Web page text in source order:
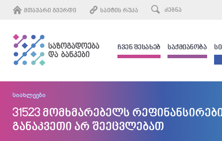
ᲛᲗᲐᲕᲐᲠᲘ ᲒᲕᲔᲠᲓᲘ ᲡᲐᲘᲢᲘᲡ ᲠᲣᲙᲐ
ᲩᲕᲔᲜ ᲨᲔᲡᲐᲮᲔᲑ ᲡᲐᲥᲛᲘᲐᲜᲝᲑᲐ
სიახლეები
31523 მომხმარებელს
განაკვეთი არ შეეცვლებათ